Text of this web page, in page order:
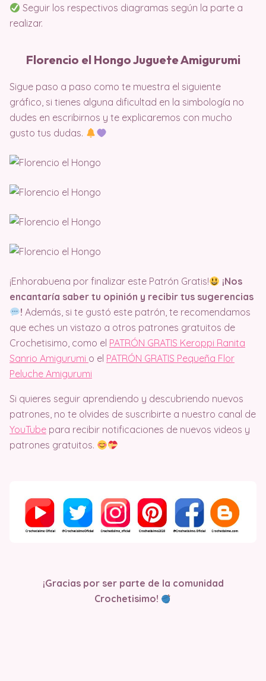
Seguir los respectivos diagramas según la parte a
realizar.
Florencio el Hongo Juguete Amigurumi
Sigue paso a paso como te muestra el siguiente
gráfico, si tienes alguna dificultad en la simbología no
dudes en escribirnos y te explicaremos con mucho
gusto tus dudas.
¡Enhorabuena por finalizar este Patrón Gratis!
¡Nos
encantaría saber tu opinión y recibir tus sugerencias
!Además, si te gustó este patrón, te recomendamos
que eches un vistazo a otros patrones gratuitos de
Crochetisimo, como el PATRÓN GRATIS Keroppi Ranita
Sanrio Amigurumi o el PATRÓN GRATIS Pequeña Flor
Peluche Amigurumi
Si quieres seguir aprendiendo y descubriendo nuevos
patrones, no te olvides de suscribirte a nuestro canal de
YouTube para recibir notificaciones de nuevos videos y
patrones gratuitos.
¡Gracias por ser parte de la comunidad
Crochetisimo!